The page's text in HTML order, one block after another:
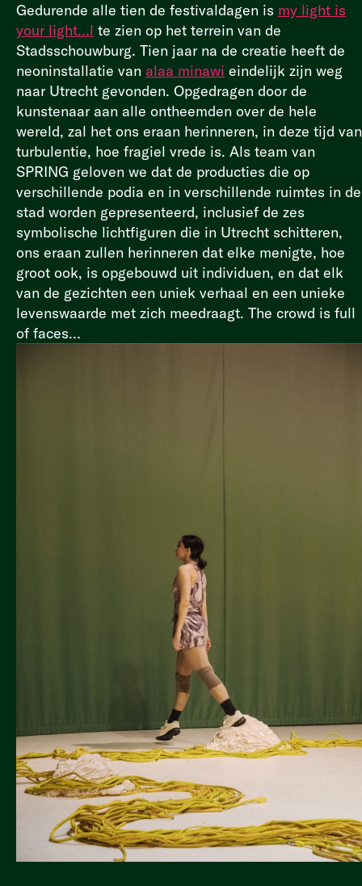
Gedurende alle tien de festivaldagen is my light is
your light…l te zien op het terrein van de
Stadsschouwburg. Tien jaar na de creatie heeft de
neoninstallatie van alaa minawi eindelijk zijn weg
naar Utrecht gevonden. Opgedragen door de
kunstenaar aan alle ontheemden over de hele
wereld, zal het ons eraan herinneren, in deze tijd van
turbulentie, hoe fragiel vrede is. Als team van
SPRING geloven we dat de producties die op
verschillende podia en in verschillende ruimtes in de
stad worden gepresenteerd, inclusief de zes
symbolische lichtfiguren die in Utrecht schitteren,
ons eraan zullen herinneren dat elke menigte, hoe
groot ook, is opgebouwd uit individuen, en dat elk
van de gezichten een uniek verhaal en een unieke
levenswaarde met zich meedraagt. The crowd is full
of faces…